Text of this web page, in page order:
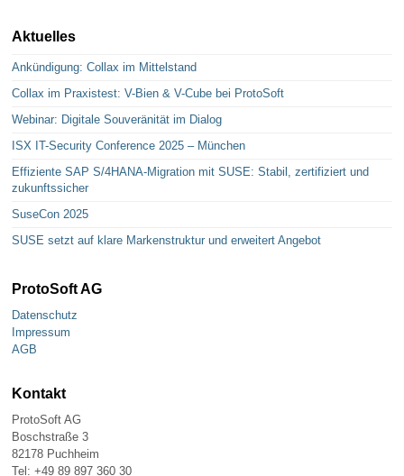
Aktuelles
Ankündigung: Collax im Mittelstand
Collax im Praxistest: V-Bien & V-Cube bei ProtoSoft
Webinar: Digitale Souveränität im Dialog
ISX IT-Security Conference 2025 – München
Effiziente SAP S/4HANA-Migration mit SUSE: Stabil, zertifiziert und
zukunftssicher
SuseCon 2025
SUSE setzt auf klare Markenstruktur und erweitert Angebot
ProtoSoft AG
Datenschutz
Impressum
AGB
Kontakt
ProtoSoft AG
Boschstraße 3
82178 Puchheim
Tel: +49 89 897 360 30